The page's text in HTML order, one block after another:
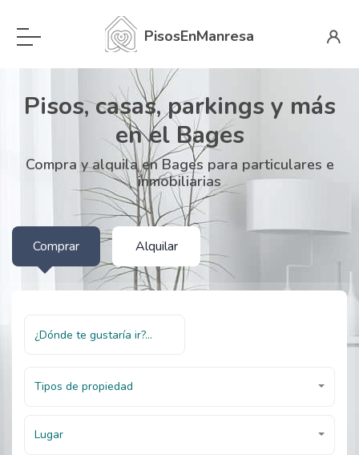
PisosEnManresa
Pisos, casas, parkings y más
en el Bages
Compra y alquila en Bages para particulares e
inmobiliarias
Comprar Alquilar
Tipos de propiedad
Lugar